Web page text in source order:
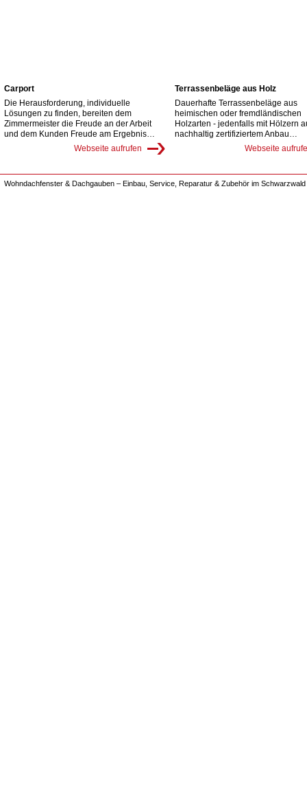
Carport
Die Herausforderung, individuelle
Lösungen zu finden, bereiten dem
Zimmermeister die Freude an der Arbeit
und dem Kunden Freude am Ergebnis…
Webseite aufrufen
Terrassenbeläge aus Holz
Dauerhafte Terrassenbeläge aus
heimischen oder fremdländischen
Holzarten - jedenfalls mit Hölzern
nachhaltig zertifiziertem Anbau…
Webseite
Wohndachfenster & Dachgauben – Einbau, Service, Reparatur & Zubehör im